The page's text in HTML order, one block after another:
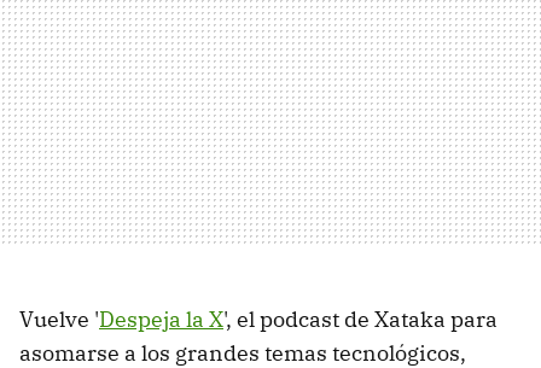
Vuelve 'Despeja la X', el podcast de Xataka para
asomarse a los grandes temas tecnológicos,